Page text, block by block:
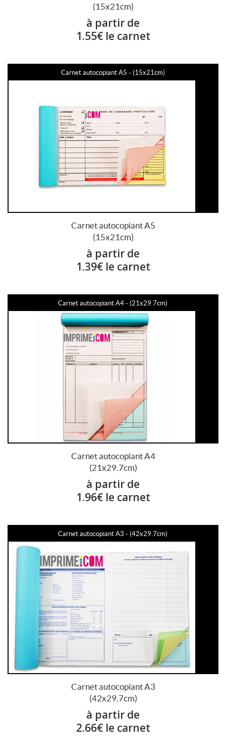
(15x21cm)
à partir de
1.55€ le carnet
Carnet autocopiant A5 - (15x21cm)
Carnet autocopiant A5
(15x21cm)
à partir de
1.39€ le carnet
Carnet autocopiant A4 - (21x29.7cm)
Carnet autocopiant A4
(21x29.7cm)
à partir de
1.96€ le carnet
Carnet autocopiant A3 - (42x29.7cm)
Carnet autocopiant A3
(42x29.7cm)
à partir de
2.66€ le carnet